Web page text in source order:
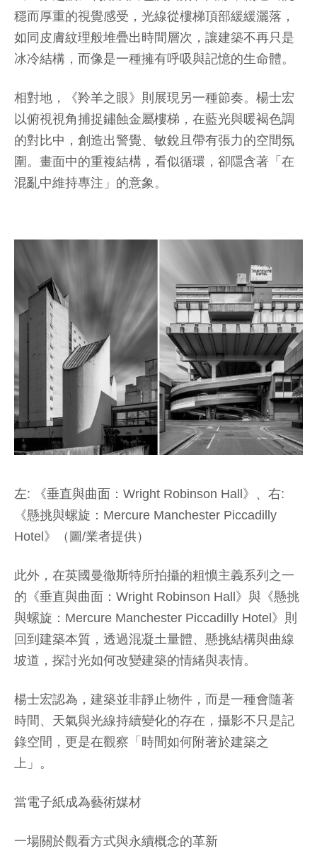
穩而厚重的視覺感受，光線從樓梯頂部緩緩灑落，
如同皮膚紋理般堆疊出時間層次，讓建築不再只是
冰冷結構，而像是一種擁有呼吸與記憶的生命體。
相對地，《羚羊之眼》則展現另一種節奏。楊士宏
以俯視視角捕捉鏽蝕金屬樓梯，在藍光與暖褐色調
的對比中，創造出警覺、敏銳且帶有張力的空間氛
圍。畫面中的重複結構，看似循環，卻隱含著「在
混亂中維持專注」的意象。
左: 《垂直與曲面：Wright Robinson Hall》、右:
《懸挑與螺旋：Mercure Manchester Piccadilly
Hotel》（圖/業者提供）
此外，在英國曼徹斯特所拍攝的粗懭主義系列之一
的《垂直與曲面：Wright Robinson Hall》與《懸挑
與螺旋：Mercure Manchester Piccadilly Hotel》則
回到建築本質，透過混凝土量體、懸挑結構與曲線
坡道，探討光如何改變建築的情緒與表情。
楊士宏認為，建築並非靜止物件，而是一種會隨著
時間、天氣與光線持續變化的存在，攝影不只是記
錄空間，更是在觀察「時間如何附著於建築之
上」。
當電子紙成為藝術媒材
一場關於觀看方式與永續概念的革新